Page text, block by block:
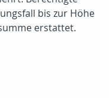
bis zur Höhe
erstattet.